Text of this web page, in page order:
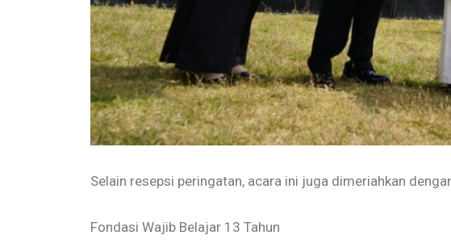
Selain resepsi peringatan, acara ini juga dimeriahkan
Fondasi Wajib Belajar 13 Tahun